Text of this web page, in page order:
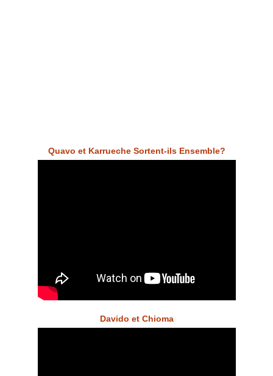
Quavo et Karrueche Sortent-ils Ensemble?
Davido et Chioma